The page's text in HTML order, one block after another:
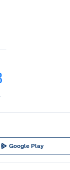
Google Play